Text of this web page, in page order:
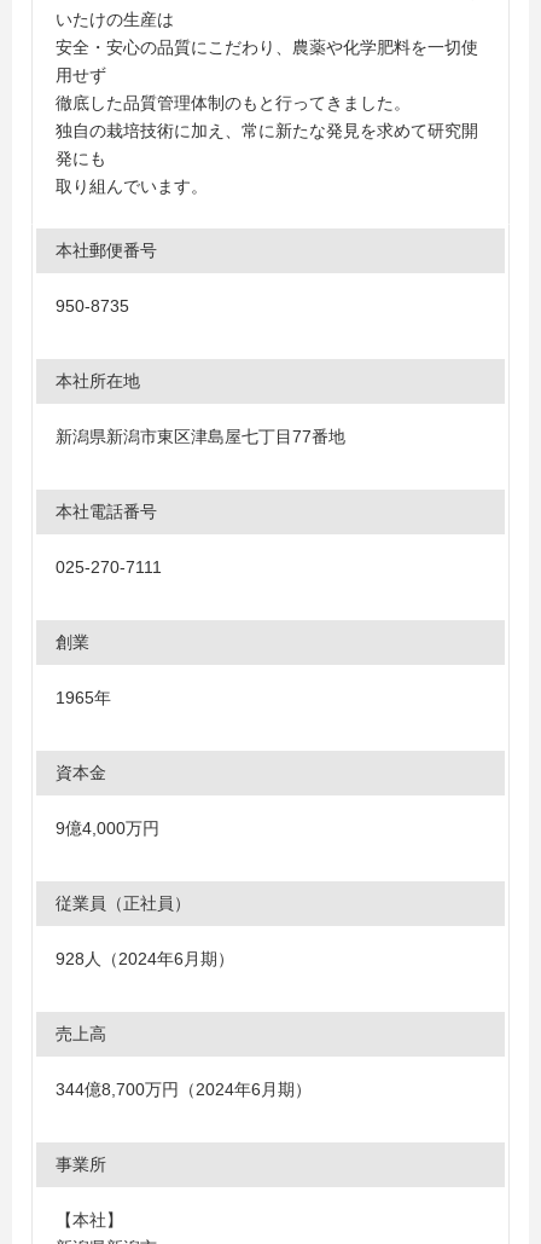
いたけの生産は
安全・安心の品質にこだわり、農薬や化学肥料を一切使
用せず
徹底した品質管理体制のもと行ってきました。
独自の栽培技術に加え、常に新たな発見を求めて研究開
発にも
取り組んでいます。
本社郵便番号
950-8735
本社所在地
新潟県新潟市東区津島屋七丁目77番地
本社電話番号
025-270-7111
創業
1965年
資本金
9億4,000万円
従業員（正社員）
928人（2024年6月期）
売上高
344億8,700万円（2024年6月期）
事業所
【本社】